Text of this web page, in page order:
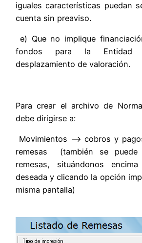
iguales características puedan
cuenta sin preaviso.
e) Que no implique
fondos para la Entidad
desplazamiento de valoración.
Para crear el archivo de
debe dirigirse a:
Movimientos –> cobros y
remesas (también se puede
remesas, situándonos
deseada y clicando la opción
misma pantalla)